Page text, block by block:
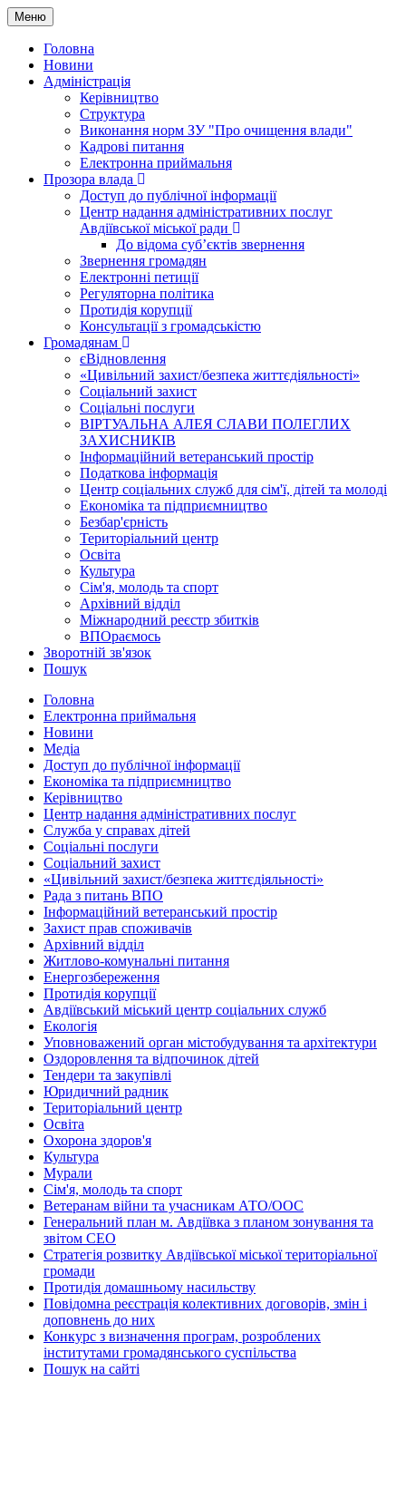
Меню
Головна
Новини
Адміністрація
Керівництво
Структура
Виконання норм ЗУ "Про очищення влади"
Кадрові питання
Електронна приймальня
Прозора влада
Доступ до публічної інформації
Центр надання адміністративних послуг
Авдіївської міської ради
До відома суб’єктів звернення
Звернення громадян
Електронні петиції
Регуляторна політика
Протидія корупції
Консультації з громадськістю
Громадянам
єВідновлення
«Цивільний захист/безпека життєдіяльності»
Соціальний захист
Соціальні послуги
ВІРТУАЛЬНА АЛЕЯ СЛАВИ ПОЛЕГЛИХ
ЗАХИСНИКІВ
Інформаційний ветеранський простір
Податкова інформація
Центр соціальних служб для сім'ї, дітей та молоді
Економіка та підприємництво
Безбар'єрність
Територіальний центр
Освіта
Культура
Сім'я, молодь та спорт
Архівний відділ
Міжнародний реєстр збитків
ВПОраємось
Зворотній зв'язок
Пошук
Головна
Електронна приймальня
Новини
Медіа
Доступ до публічної інформації
Економіка та підприємництво
Керівництво
Центр надання адміністративних послуг
Служба у справах дітей
Соціальні послуги
Соціальний захист
«Цивільний захист/безпека життєдіяльності»
Рада з питань ВПО
Інформаційний ветеранський простір
Захист прав споживачів
Архівний відділ
Житлово-комунальні питання
Енергозбереження
Протидія корупції
Авдіївський міський центр соціальних служб
Екологія
Уповноважений орган містобудування та архітектури
Оздоровлення та відпочинок дітей
Тендери та закупівлі
Юридичний радник
Територіальний центр
Освіта
Охорона здоров'я
Культура
Мурали
Сім'я, молодь та спорт
Ветеранам війни та учасникам АТО/ООС
Генеральний план м. Авдіївка з планом зонування та
звітом СЕО
Стратегія розвитку Авдіївської міської територіальної
громади
Протидія домашньому насильству
Повідомна реєстрація колективних договорів, змін і
доповнень до них
Конкурс з визначення програм, розроблених
інститутами громадянського суспільства
Пошук на сайті